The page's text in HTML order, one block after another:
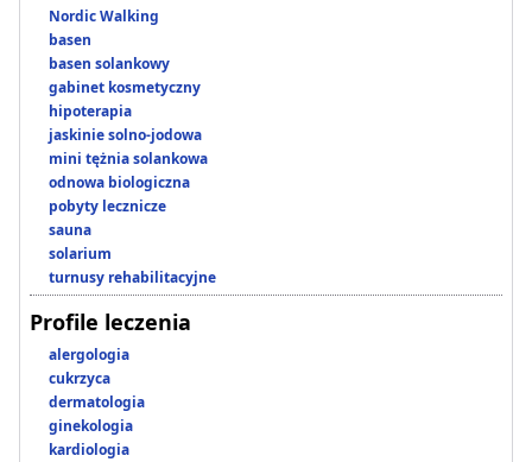
Nordic Walking
basen
basen solankowy
gabinet kosmetyczny
hipoterapia
jaskinie solno-jodowa
mini tężnia solankowa
odnowa biologiczna
pobyty lecznicze
sauna
solarium
turnusy rehabilitacyjne
Profile leczenia
alergologia
cukrzyca
dermatologia
ginekologia
kardiologia